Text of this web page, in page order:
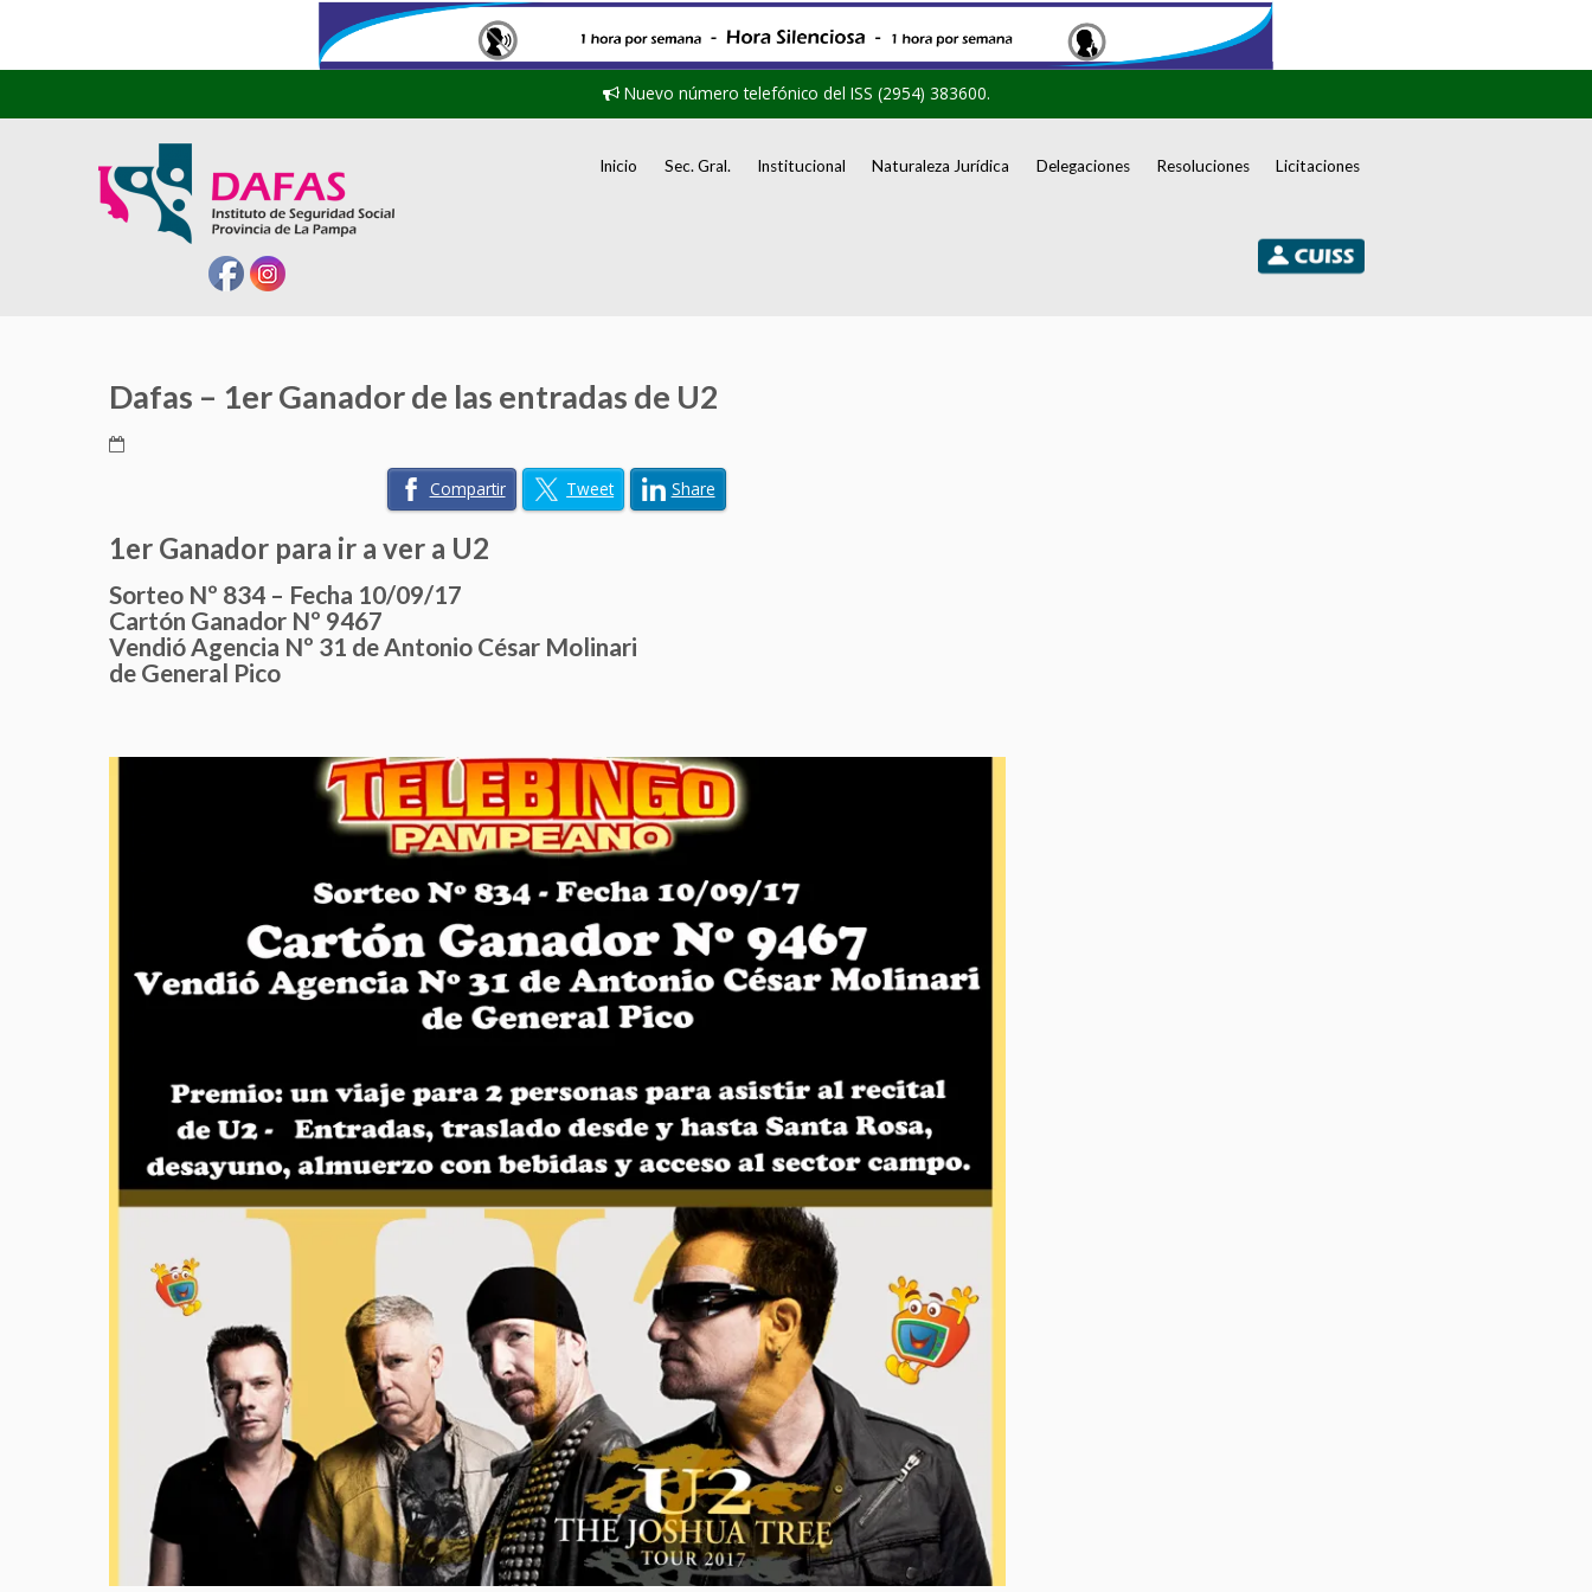
Nuevo número telefónico del ISS (2954) 383600.
Inicio Sec. Gral. Institucional Naturaleza Jurídica Delegaciones Resoluciones Licitaciones
Dafas – 1er Ganador de las entradas de U2
Compartir Tweet Share
1er Ganador para ir a ver a U2
Sorteo Nº 834 – Fecha 10/09/17
Cartón Ganador Nº 9467
Vendió Agencia Nº 31 de Antonio César Molinari
de General Pico